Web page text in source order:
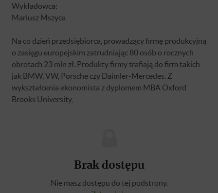
Wykładowca:
Mariusz Mszyca
Na co dzień przedsiębiorca, prowadzący firmę produkcyjną
o zasięgu europejskim zatrudniając 80 osób o rocznych
obrotach 23 mln zł. Produkty firmy trafiają do firm takich
jak BMW, VW, Porsche czy Daimler-Mercedes. Z
wykształcenia ekonomista z dyplomem MBA Oxford
Brooks University,
Brak dostępu
Nie masz dostępu do tej podstrony.